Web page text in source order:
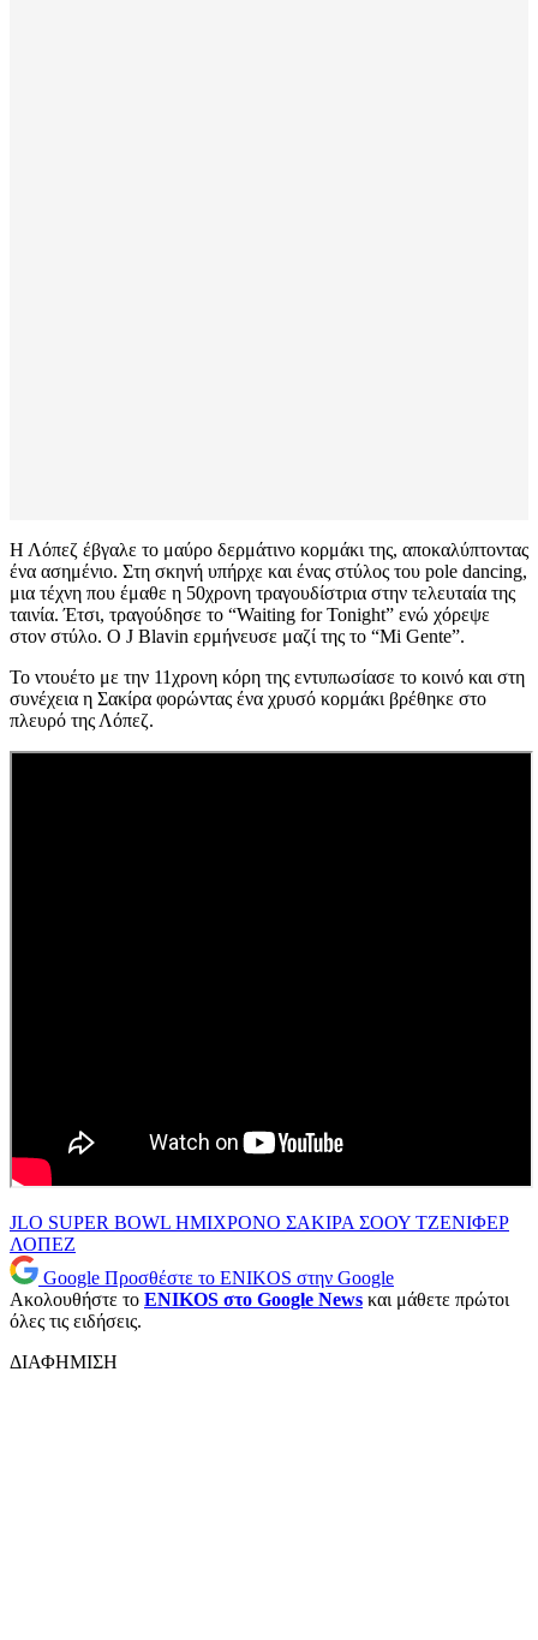
Η Λόπεζ έβγαλε το μαύρο δερμάτινο κορμάκι της, αποκαλύπτοντας
ένα ασημένιο. Στη σκηνή υπήρχε και ένας στύλος του pole dancing,
μια τέχνη που έμαθε η 50χρονη τραγουδίστρια στην τελευταία της
ταινία. Έτσι, τραγούδησε το “Waiting for Tonight” ενώ χόρεψε
στον στύλο. Ο J Blavin ερμήνευσε μαζί της το “Mi Gente”.
Το ντουέτο με την 11χρονη κόρη της εντυπωσίασε το κοινό και στη
συνέχεια η Σακίρα φορώντας ένα χρυσό κορμάκι βρέθηκε στο
πλευρό της Λόπεζ.
JLO SUPER BOWL ΗΜΙΧΡΟΝΟ ΣΑΚΙΡΑ ΣΟΟΥ ΤΖΕΝΙΦΕΡ
ΛΟΠΕΖ
Google Προσθέστε το ENIKOS στην Google
Ακολουθήστε το ENIKOS στο Google News και μάθετε πρώτοι
όλες τις ειδήσεις.
ΔΙΑΦΗΜΙΣΗ